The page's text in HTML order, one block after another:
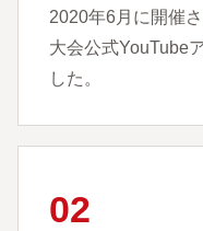
2020年6月に開催
大会公式YouTube
した。
02